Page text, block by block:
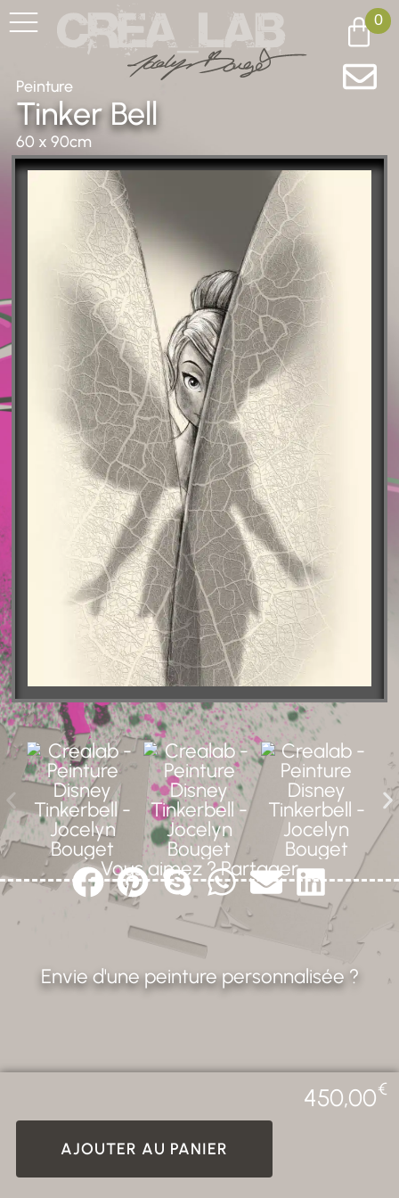
0
Peinture
Tinker Bell
60 x 90cm
Vous aimez ? Partager
450,00€
AJOUTER AU PANIER
Envie d'une peinture personnalisée ?
CREALAB - 2026 Photos non
Tous droits réservés. ©